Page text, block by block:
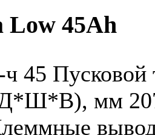
Low 45Ah
45
мм